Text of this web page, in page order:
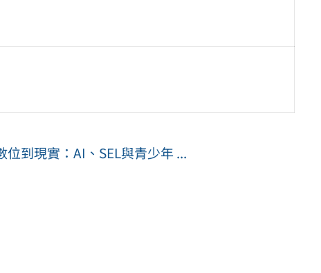
到現實：AI、SEL與青少年 ...